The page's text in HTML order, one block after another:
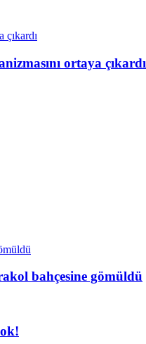
ortaya çıkardı
bahçesine gömüldü